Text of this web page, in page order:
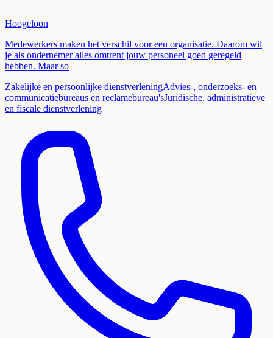
Hoogeloon
Medewerkers maken het verschil voor een organisatie. Daarom wil
je als ondernemer alles omtrent jouw personeel goed geregeld
hebben. Maar so
Zakelijke en persoonlijke dienstverleningAdvies-, onderzoeks- en
communicatiebureaus en reclamebureau'sJuridische, administratieve
en fiscale dienstverlening